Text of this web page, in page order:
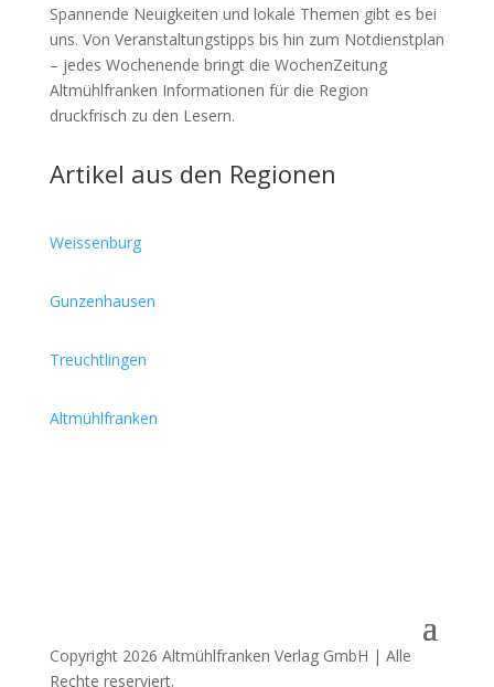
Spannende Neuigkeiten und lokale Themen gibt es bei
uns. Von Veranstaltungstipps bis hin zum Notdienstplan
– jedes Wochenende bringt die WochenZeitung
Altmühlfranken Informationen für die Region
druckfrisch zu den Lesern.
Artikel aus den Regionen
Weissenburg
Gunzenhausen
Treuchtlingen
Altmühlfranken
Copyright 2026 Altmühlfranken Verlag GmbH | Alle
Rechte reserviert.